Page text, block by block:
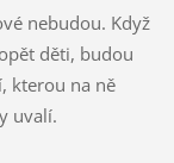
nebudou. Když
děti, budou
kterou na ně
uvalí.